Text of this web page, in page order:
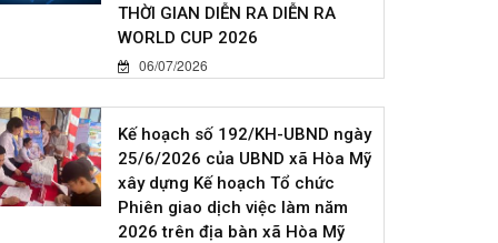
THỜI GIAN DIỄN RA DIỄN RA
WORLD CUP 2026
06/07/2026
Kế hoạch số 192/KH-UBND ngày
25/6/2026 của UBND xã Hòa Mỹ
xây dựng Kế hoạch Tổ chức
Phiên giao dịch việc làm năm
2026 trên địa bàn xã Hòa Mỹ